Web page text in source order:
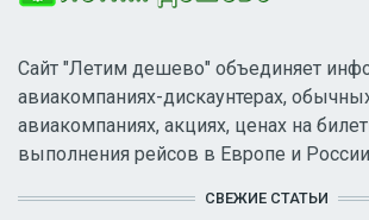
Сайт "Летим дешево" объединяет
авиакомпаниях-дискаунтерах,
авиакомпаниях, акциях, ценах на
выполнения рейсов в Европе и
СВЕЖИЕ СТАТЬИ